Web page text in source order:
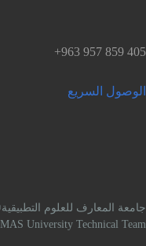
السريع
المعارف للعلوم
MAS University Technical